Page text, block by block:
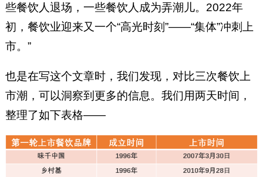
些餐饮人退场，一些餐饮人成为弄潮儿。2022年
初，餐饮业迎来又一个“高光时刻”——“集体”冲刺上
市。”
也是在写这个文章时，我们发现，对比三次餐饮上
市潮，可以洞察到更多的信息。我们用两天时间，
整理了如下表格——